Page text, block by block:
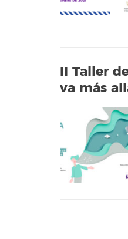
II Taller
va más